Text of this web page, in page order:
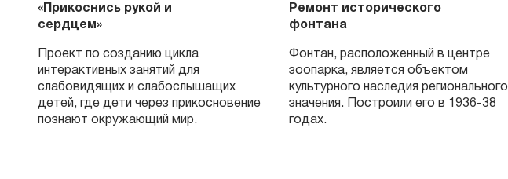
«Прикоснись рукой и
сердцем»
Проект по созданию цикла
интерактивных занятий для
слабовидящих и слабослышащих
детей, где дети через прикосновение
познают окружающий мир.
Ремонт исторического
фонтана
Фонтан, расположенный в центре
зоопарка, является объектом
культурного наследия регионального
значения. Построили его в 1936-38
годах.